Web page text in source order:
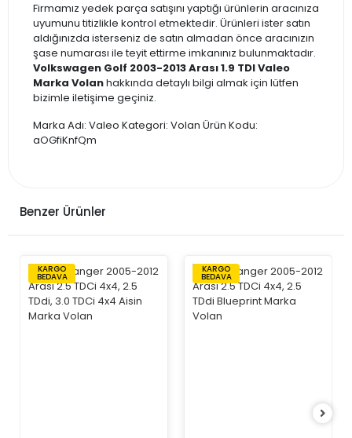
Firmamız yedek parça satışını yaptığı ürünlerin aracınıza
uyumunu titizlikle kontrol etmektedir. Ürünleri ister satın
aldığınızda isterseniz de satın almadan önce aracınızın
şase numarası ile teyit ettirme imkanınız bulunmaktadır.
Volkswagen Golf 2003-2013 Arası 1.9 TDI Valeo
Marka Volanhakkında detaylı bilgi almak için lütfen
bizimle iletişime geçiniz.
Marka Adı: Valeo Kategori: Volan Ürün Kodu:
aOGfiKnfQm
Benzer Ürünler
KARGO
BEDAVA
KARGO
BEDAVA